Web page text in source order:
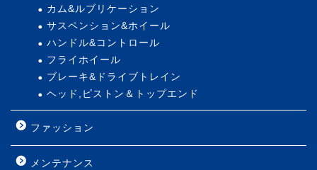
カム&ルブリケーション
サスペンション&ホイール
ハンドル&コントロール
フライホイール
ブレーキ&ドライブトレイン
ヘッド,ピストン＆トップエンド
ファッション
メンテナンス